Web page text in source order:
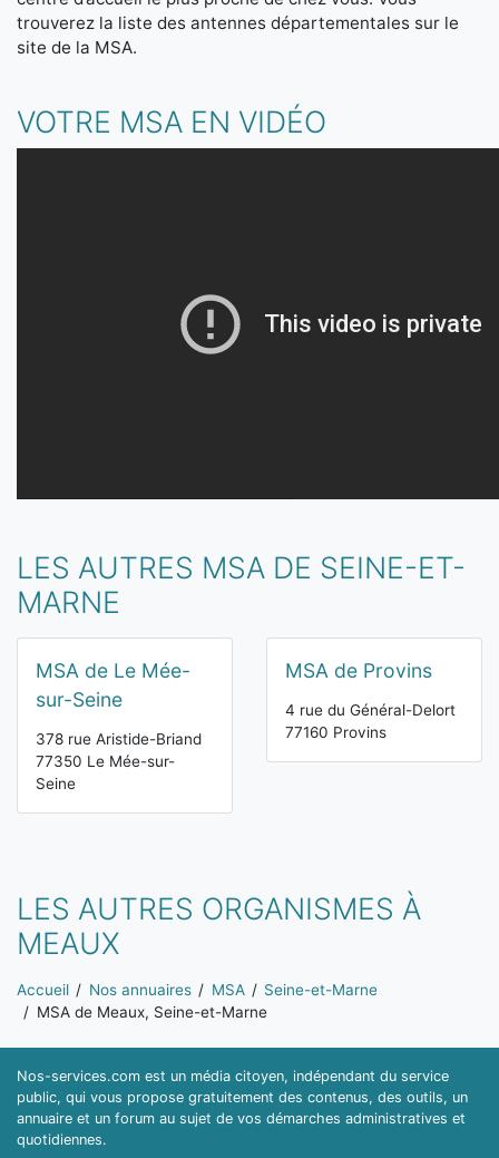
trouverez la liste des antennes départementales sur le
site de la MSA.
VOTRE MSA EN VIDÉO
LES AUTRES MSA DE SEINE-ET-
MARNE
MSA de Le Mée-
sur-Seine
378 rue Aristide-Briand
77350 Le Mée-sur-
Seine
MSA de Provins
4 rue du Général-Delort
77160 Provins
LES AUTRES ORGANISMES À
MEAUX
Vous êtes ici:
Accueil Nos annuaires MSA
Seine-et-Marne
MSA de Meaux, Seine-et-Marne
Nos-services.com est un média citoyen, indépendant du service
public, qui vous propose gratuitement des contenus, des outils, un
annuaire et un forum au sujet de vos démarches administratives et
quotidiennes.